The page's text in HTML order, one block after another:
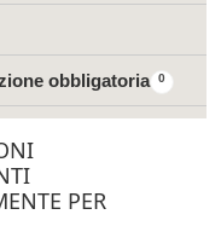
0
obbligatoria
PER